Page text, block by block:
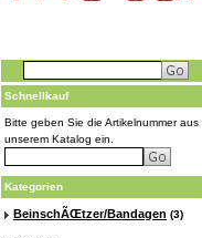
Schnellkauf
Bitte geben Sie die Artikelnummer aus
unserem Katalog ein.
Kategorien
BeinschÃŒtzer/Bandagen (3)